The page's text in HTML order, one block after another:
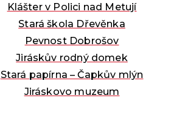
Klášter v Polici nad Metují
Stará škola Dřevěnka
Pevnost Dobrošov
Jiráskův rodný domek
Stará papírna – Čapkův mlýn
Jiráskovo muzeum